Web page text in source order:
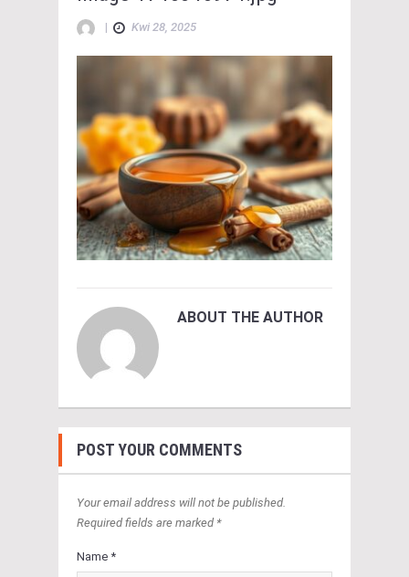
| Kwi 28, 2025
ABOUT THE AUTHOR
POST YOUR COMMENTS
Your email address will not be published.
Required fields are marked *
Name *